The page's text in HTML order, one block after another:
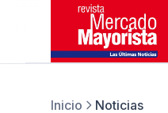
Inicio Noticias